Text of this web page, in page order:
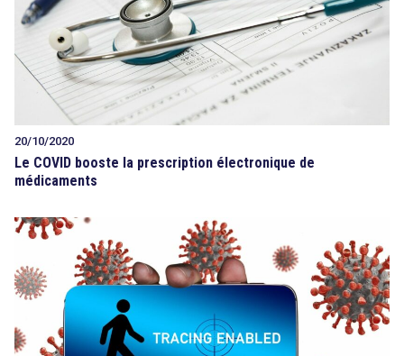
20/10/2020
Le COVID booste la prescription électronique de
médicaments